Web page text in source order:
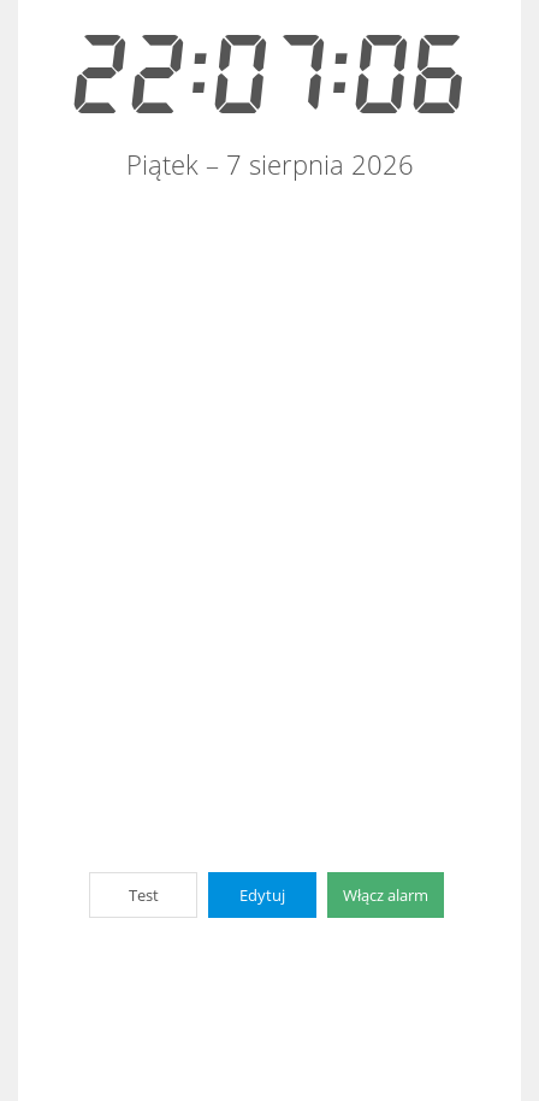
22:07:06
Piątek – 7 sierpnia 2026
Test Edytuj Włącz alarm